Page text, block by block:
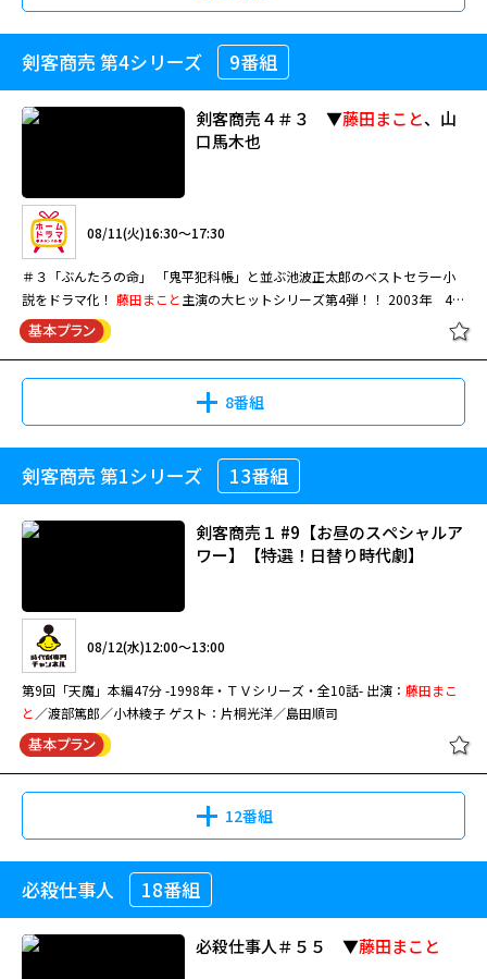
剣客商売 第4シリーズ 9番組
剣客商売４＃３ ▼藤田まこと、山
口馬木也
08/11(火)16:30～17:30
＃３「ぶんたろの命」 「鬼平犯科帳」と並ぶ池波正太郎のベストセラー小
説をドラマ化！ 藤田まこと主演の大ヒットシリーズ第4弾！！ 2003年 48
分 全11話
8番組
剣客商売 第1シリーズ 13番組
剣客商売１ #9【お昼のスペシャルア
ワー】【特選！日替り時代劇】
08/12(水)12:00～13:00
第9回「天魔」本編47分 -1998年・ＴＶシリーズ・全10話- 出演： 藤田まこ
と ／渡部篤郎／小林綾子 ゲスト：片桐光洋／島田順司
12番組
必殺仕事人 18番組
必殺仕事人＃５５ ▼藤田まこと